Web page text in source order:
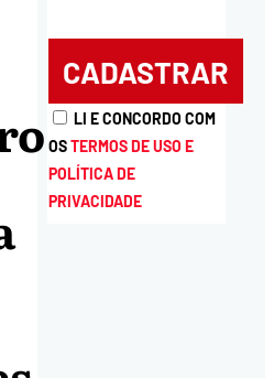
LI E CONCORDO COM
OSTERMOS DE USO E
POLÍTICA DE
PRIVACIDADE